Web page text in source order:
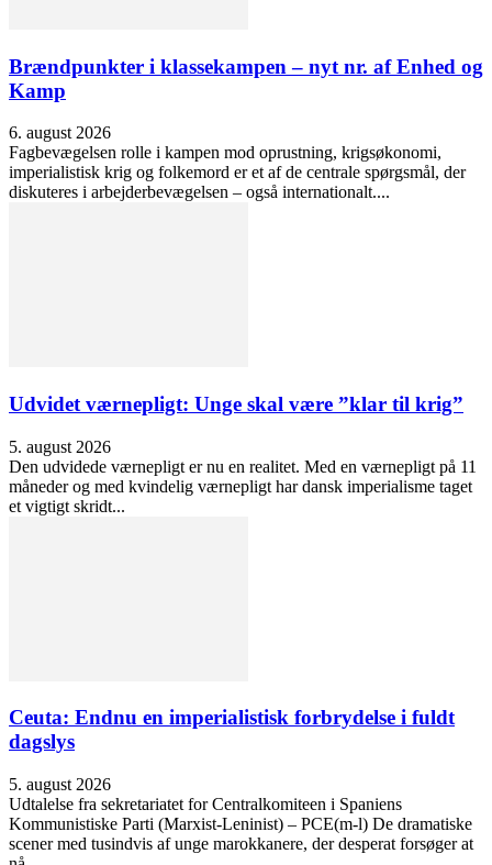
Brændpunkter i klassekampen – nyt nr. af Enhed og
Kamp
6. august 2026
Fagbevægelsen rolle i kampen mod oprustning, krigsøkonomi,
imperialistisk krig og folkemord er et af de centrale spørgsmål, der
diskuteres i arbejderbevægelsen – også internationalt....
Udvidet værnepligt: Unge skal være ”klar til krig”
5. august 2026
Den udvidede værnepligt er nu en realitet. Med en værnepligt på 11
måneder og med kvindelig værnepligt har dansk imperialisme taget
et vigtigt skridt...
Ceuta: Endnu en imperialistisk forbrydelse i fuldt
dagslys
5. august 2026
Udtalelse fra sekretariatet for Centralkomiteen i Spaniens
Kommunistiske Parti (Marxist-Leninist) – PCE(m-l) De dramatiske
scener med tusindvis af unge marokkanere, der desperat forsøger at